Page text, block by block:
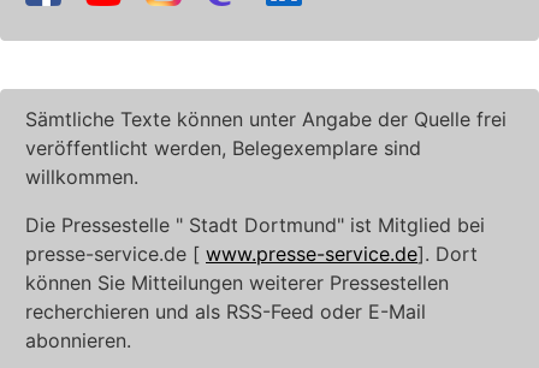
Sämtliche Texte können unter Angabe der Quelle frei
veröffentlicht werden, Belegexemplare sind
willkommen.
Die Pressestelle " Stadt Dortmund" ist Mitglied bei
presse-service.de [ www.presse-service.de]. Dort
können Sie Mitteilungen weiterer Pressestellen
recherchieren und als RSS-Feed oder E-Mail
abonnieren.